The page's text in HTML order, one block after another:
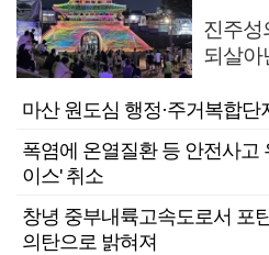
진주
되살아
마산 원도심 행정·주거복합단
폭염에 온열질환 등 안전사고
이스' 취소
창녕 중부내륙고속도로서 포
의탄으로 밝혀져